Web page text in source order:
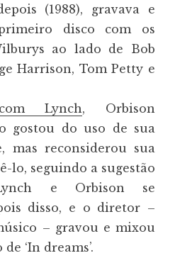
(1988), gravava e
disco com os
ao lado de Bob
Harrison, Tom Petty e
Lynch, Orbison
gostou do uso de sua
mas reconsiderou sua
lo, seguindo a sugestão
e Orbison se
disso, e o diretor –
– gravou e mixou
‘In dreams’.